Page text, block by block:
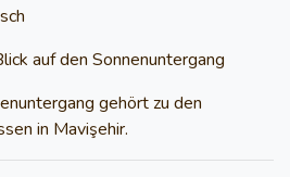
auf den Sonnenuntergang
gehört zu den
in Mavişehir.